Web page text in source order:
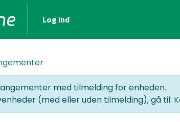
Log ind
med tilmelding for enheden.
(med eller uden tilmelding), gå til: